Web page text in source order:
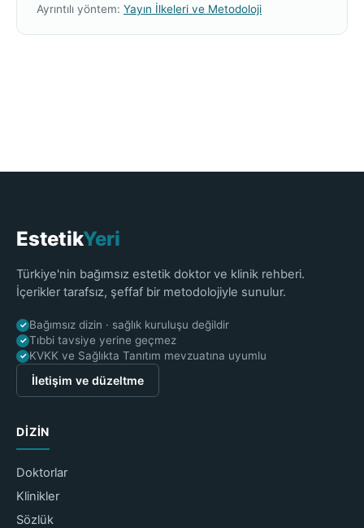
Ayrıntılı yöntem: Yayın İlkeleri ve Metodoloji
EstetikYeri
Türkiye'nin bağımsız estetik doktor ve klinik rehberi.
İçerikler tarafsız, şeffaf bir metodolojiyle sunulur.
✓ Bağımsız dizin · sağlık kuruluşu değildir
✓ Tıbbi tavsiye yerine geçmez
✓ KVKK ve Sağlıkta Tanıtım mevzuatına uyumlu
İletişim ve düzeltme
DIZIN
Doktorlar
Klinikler
Sözlük